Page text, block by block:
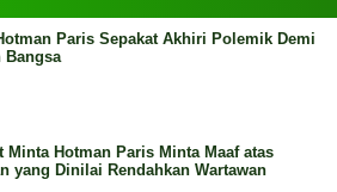
Paris Sepakat Akhiri Polemik Demi
Bangsa
Minta Hotman Paris Minta Maaf atas
yang Dinilai Rendahkan Wartawan